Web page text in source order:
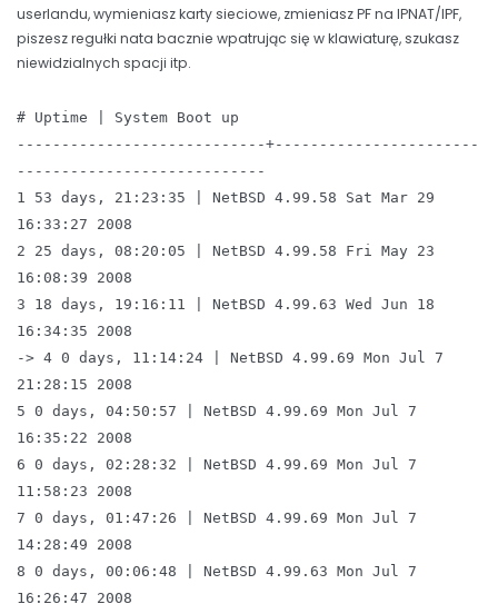
userlandu, wymieniasz karty sieciowe, zmieniasz PF na IPNAT/IPF,
piszesz regułki nata bacznie wpatrując się w klawiaturę, szukasz
niewidzialnych spacji itp.
# Uptime | System Boot up
----------------------------+-----------------------
----------------------------
1 53 days, 21:23:35 | NetBSD 4.99.58 Sat Mar 29
16:33:27 2008
2 25 days, 08:20:05 | NetBSD 4.99.58 Fri May 23
16:08:39 2008
3 18 days, 19:16:11 | NetBSD 4.99.63 Wed Jun 18
16:34:35 2008
-> 4 0 days, 11:14:24 | NetBSD 4.99.69 Mon Jul 7
21:28:15 2008
5 0 days, 04:50:57 | NetBSD 4.99.69 Mon Jul 7
16:35:22 2008
6 0 days, 02:28:32 | NetBSD 4.99.69 Mon Jul 7
11:58:23 2008
7 0 days, 01:47:26 | NetBSD 4.99.69 Mon Jul 7
14:28:49 2008
8 0 days, 00:06:48 | NetBSD 4.99.63 Mon Jul 7
16:26:47 2008